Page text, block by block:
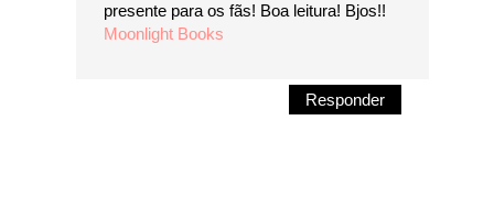
presente para os fãs! Boa leitura! Bjos!!
Moonlight Books
Responder